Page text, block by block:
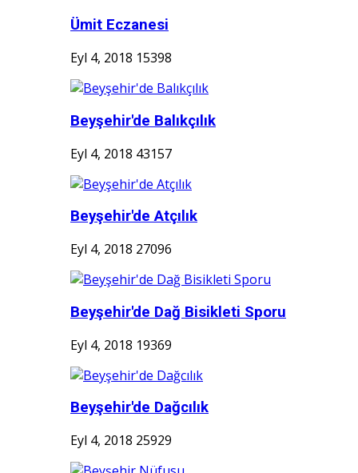
Ümit Eczanesi
Eyl 4, 2018 15398
Beyşehir'de Balıkçılık
Eyl 4, 2018 43157
Beyşehir'de Atçılık
Eyl 4, 2018 27096
Beyşehir'de Dağ Bisikleti Sporu
Eyl 4, 2018 19369
Beyşehir'de Dağcılık
Eyl 4, 2018 25929